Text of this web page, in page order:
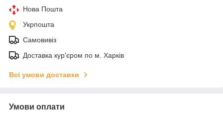
Нова Пошта
Укрпошта
Самовивіз
Доставка кур'єром по м. Харків
Всі умови доставки
Умови оплати